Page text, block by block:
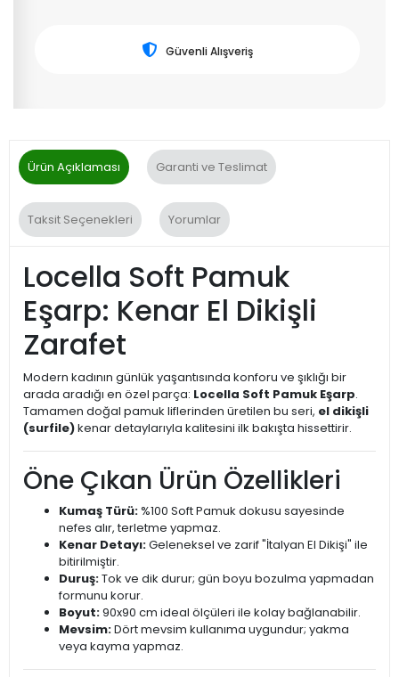
Güvenli Alışveriş
Ürün Açıklaması Garanti ve Teslimat
Taksit Seçenekleri Yorumlar
Locella Soft Pamuk
Eşarp: Kenar El Dikişli
Zarafet
Modern kadının günlük yaşantısında konforu ve şıklığı bir
arada aradığı en özel parça: Locella Soft Pamuk Eşarp.
Tamamen doğal pamuk liflerinden üretilen bu seri, el dikişli
(surfile)kenar detaylarıyla kalitesini ilk bakışta hissettirir.
Öne Çıkan Ürün Özellikleri
Kumaş Türü: %100 Soft Pamuk dokusu sayesinde
nefes alır, terletme yapmaz.
Kenar Detayı:Geleneksel ve zarif "İtalyan El Dikişi" ile
bitirilmiştir.
Duruş:Tok ve dik durur; gün boyu bozulma yapmadan
formunu korur.
Boyut:90x90 cm ideal ölçüleri ile kolay bağlanabilir.
Mevsim:Dört mevsim kullanıma uygundur; yakma
veya kayma yapmaz.